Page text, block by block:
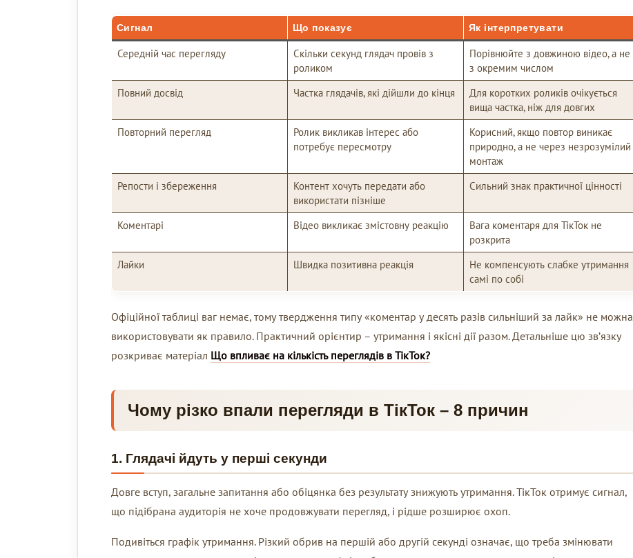
Сигнал Що показує Як інтерпретувати
Середній час перегляду
Скільки секунд глядач провів з
роликом
Порівнюйте з довжиною відео, а не
з окремим числом
Повний досвід
Частка глядачів, які дійшли до кінця
Для коротких роликів очікується
вища частка, ніж для довгих
Повторний перегляд
Ролик викликав інтерес або
потребує пересмотру
Корисний, якщо повтор виникає
природно, а не через незрозумілий
монтаж
Репости і збереження
Контент хочуть передати або
використати пізніше
Сильний знак практичної цінності
Коментарі Відео викликає змістовну реакцію
Вага коментаря для ТікТок не
розкрита
Лайки
Швидка позитивна реакція
Не компенсують слабке утримання
самі по собі
Офіційної таблиці ваг немає, тому твердження типу «коментар у десять разів сильніший за лайк» не можна
використовувати як правило. Практичний орієнтир – утримання і якісні дії разом. Детальніше цю зв’язку
розкриває матеріал Що впливає на кількість переглядів в ТікТок?
Чому різко впали перегляди в ТікТок – 8 причин
1. Глядачі йдуть у перші секунди
Довге вступ, загальне запитання або обіцянка без результату знижують утримання. ТікТок отримує сигнал,
що підібрана аудиторія не хоче продовжувати перегляд, і рідше розширює охоп.
Подивіться графік утримання. Різкий обрив на першій або другій секунді означає, що треба змінювати